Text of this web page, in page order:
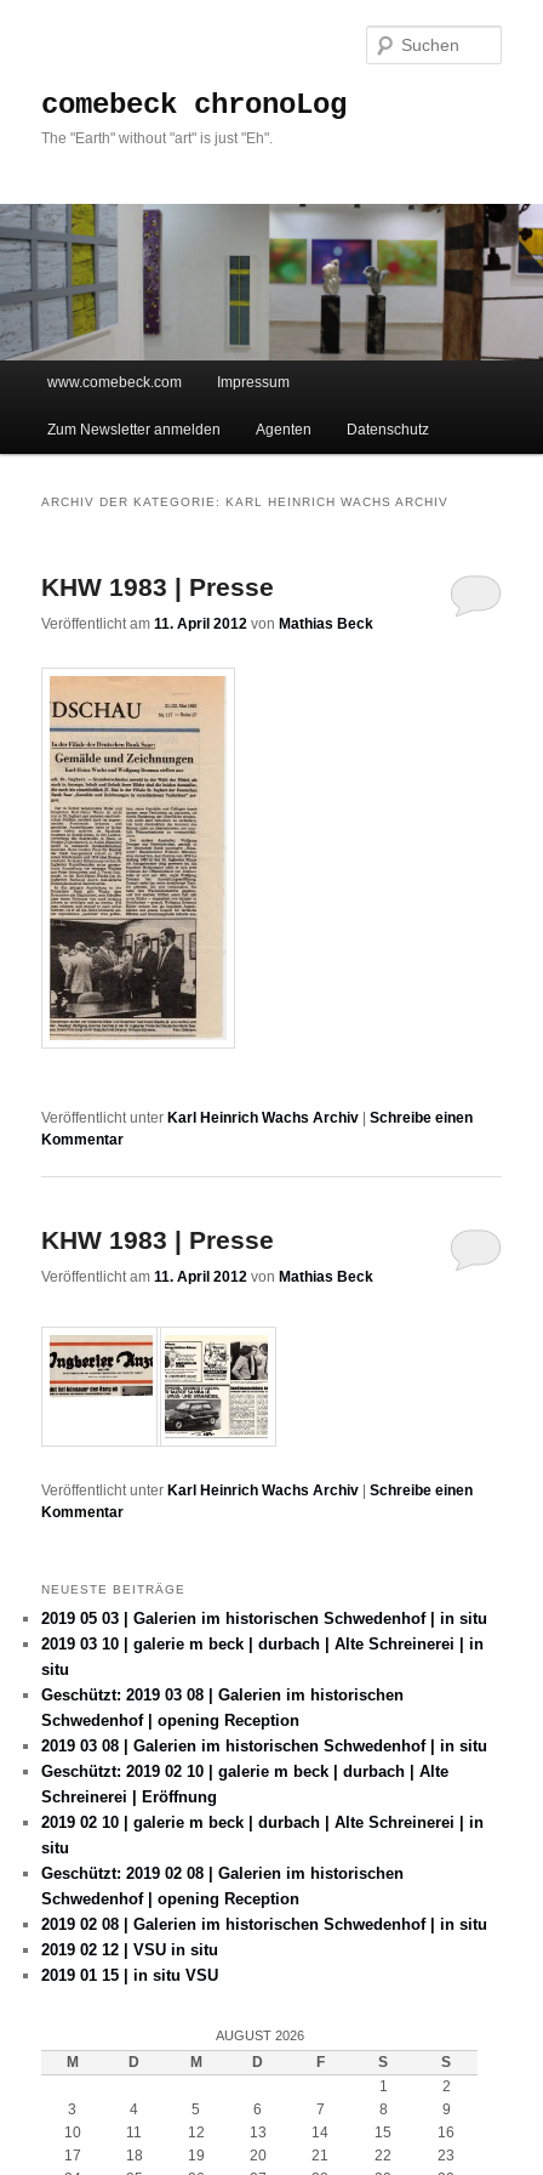
comebeck chronoLog
The "Earth" without "art" is just "Eh".
Zum Inhalt wechseln
Zum sekundären Inhalt wechseln
www.comebeck.com Impressum
Zum Newsletter anmelden Agenten Datenschutz
ARCHIV DER KATEGORIE:KARL HEINRICH WACHS ARCHIV
KHW 1983 | Presse
Veröffentlicht am11. April 2012 von Mathias Beck
Veröffentlicht unter Karl Heinrich Wachs Archiv |Schreibe einen
Kommentar
KHW 1983 | Presse
Veröffentlicht am11. April 2012 von Mathias Beck
Veröffentlicht unter Karl Heinrich Wachs Archiv |Schreibe einen
Kommentar
NEUESTE BEITRÄGE
2019 05 03 | Galerien im historischen Schwedenhof | in situ
2019 03 10 | galerie m beck | durbach | Alte Schreinerei | in
situ
Geschützt: 2019 03 08 | Galerien im historischen
Schwedenhof | opening Reception
2019 03 08 | Galerien im historischen Schwedenhof | in situ
Geschützt: 2019 02 10 | galerie m beck | durbach | Alte
Schreinerei | Eröffnung
2019 02 10 | galerie m beck | durbach | Alte Schreinerei | in
situ
Geschützt: 2019 02 08 | Galerien im historischen
Schwedenhof | opening Reception
2019 02 08 | Galerien im historischen Schwedenhof | in situ
2019 02 12 | VSU in situ
2019 01 15 | in situ VSU
AUGUST 2026
M D M D F S
S
1
2
3
4 5 6 7 8
9
10
11 12 13 14 15
16
17
18 19 20 21 22
23